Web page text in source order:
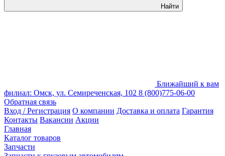
Найти
Ближайший к вам
филиал: Омск, ул. Семиреченская, 102 8 (800)775-06-00
Обратная связь
Вход / Регистрация О компании Доставка и оплата Гарантия
Контакты Вакансии Акции
Главная
Каталог товаров
Запчасти